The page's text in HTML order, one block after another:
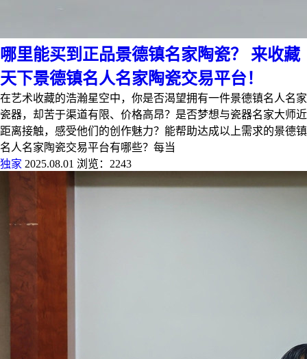
哪里能买到正品景德镇名家陶瓷？ 来收藏
天下景德镇名人名家陶瓷交易平台！
在艺术收藏的浩瀚星空中，你是否渴望拥有一件景德镇名人名家
瓷器，却苦于渠道有限、价格高昂？是否梦想与瓷器名家大师近
距离接触，感受他们的创作魅力？能帮助达成以上需求的景德镇
名人名家陶瓷交易平台有哪些？每当
独家 2025.08.01 浏览：2243